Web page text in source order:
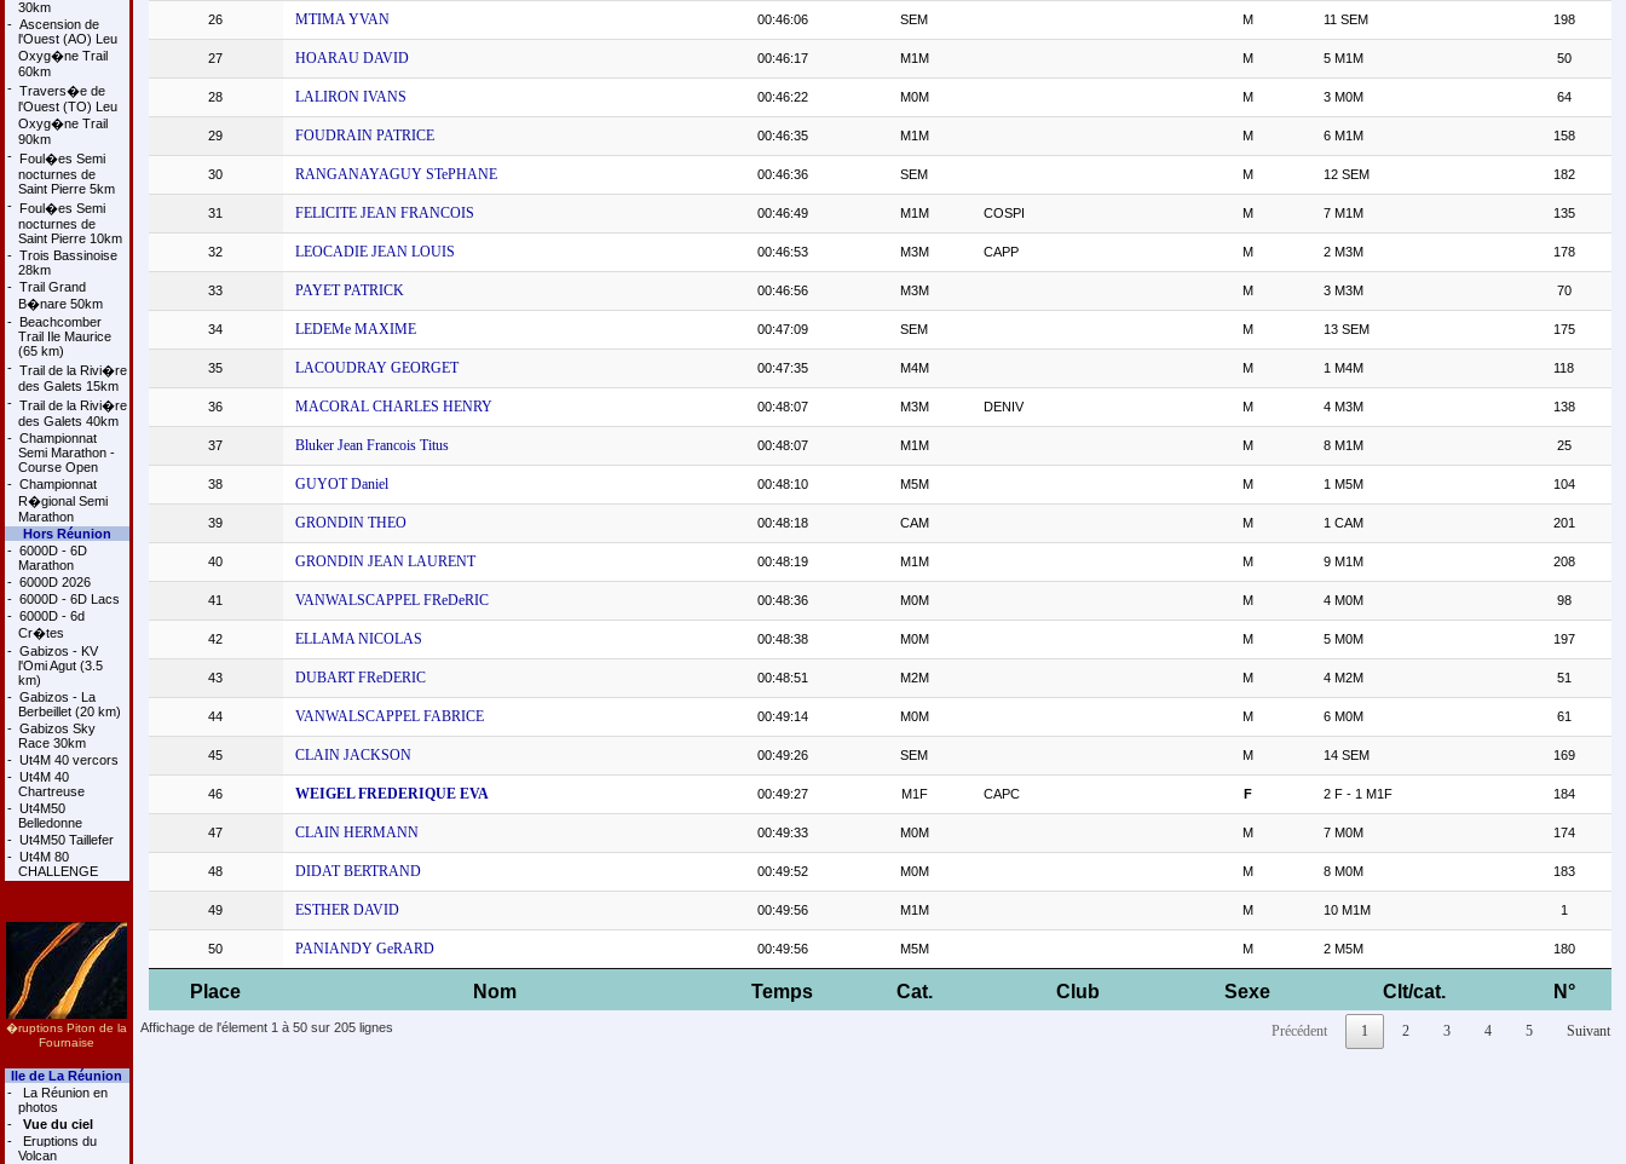
30km
- Ascension de
l'Ouest (AO) Leu
Oxyg�ne Trail
60km
- Travers�e de
l'Ouest (TO) Leu
Oxyg�ne Trail
90km
- Foul�es Semi
nocturnes de
Saint Pierre 5km
- Foul�es Semi
nocturnes de
Saint Pierre 10km
- Trois Bassinoise
28km
- Trail Grand
B�nare 50km
- Beachcomber
Trail Ile Maurice
(65 km)
- Trail de la Rivi�re
des Galets 15km
- Trail de la Rivi�re
des Galets 40km
- Championnat
Semi Marathon -
Course Open
- Championnat
R�gional Semi
Marathon
Hors Réunion
- 6000D - 6D
Marathon
- 6000D 2026
- 6000D - 6D Lacs
- 6000D - 6d
Cr�tes
- Gabizos - KV
l'Omi Agut (3.5
km)
- Gabizos - La
Berbeillet (20 km)
- Gabizos Sky
Race 30km
- Ut4M 40 vercors
- Ut4M 40
Chartreuse
- Ut4M50
Belledonne
- Ut4M50 Taillefer
- Ut4M 80
CHALLENGE
�ruptions Piton de la
Fournaise
Ile de La Réunion
-
La Réunion en
photos
-
Vue du ciel
-
Eruptions du
Volcan
Place Nom Temps Cat. Club Sexe Clt/cat. N°
26 MTIMA YVAN 00:46:06 SEM M 11 SEM 198
27 HOARAU DAVID 00:46:17 M1M M 5 M1M 50
28 LALIRON IVANS 00:46:22 M0M M 3 M0M 64
29 FOUDRAIN PATRICE 00:46:35 M1M M 6 M1M 158
30 RANGANAYAGUY STePHANE 00:46:36 SEM M 12 SEM 182
31 FELICITE JEAN FRANCOIS 00:46:49 M1M COSPI M 7 M1M 135
32 LEOCADIE JEAN LOUIS 00:46:53 M3M CAPP M 2 M3M 178
33 PAYET PATRICK 00:46:56 M3M M 3 M3M 70
34 LEDEMe MAXIME 00:47:09 SEM M 13 SEM 175
35 LACOUDRAY GEORGET 00:47:35 M4M M 1 M4M 118
36 MACORAL CHARLES HENRY 00:48:07 M3M DENIV M 4 M3M 138
37 Bluker Jean Francois Titus 00:48:07 M1M M 8 M1M 25
38 GUYOT Daniel 00:48:10 M5M M 1 M5M 104
39 GRONDIN THEO 00:48:18 CAM M 1 CAM 201
40 GRONDIN JEAN LAURENT 00:48:19 M1M M 9 M1M 208
41 VANWALSCAPPEL FReDeRIC 00:48:36 M0M M 4 M0M 98
42 ELLAMA NICOLAS 00:48:38 M0M M 5 M0M 197
43 DUBART FReDERIC 00:48:51 M2M M 4 M2M 51
44 VANWALSCAPPEL FABRICE 00:49:14 M0M M 6 M0M 61
45 CLAIN JACKSON 00:49:26 SEM M 14 SEM 169
46 WEIGEL FREDERIQUE EVA 00:49:27 M1F CAPC F 2 F - 1 M1F 184
47 CLAIN HERMANN 00:49:33 M0M M 7 M0M 174
48 DIDAT BERTRAND 00:49:52 M0M M 8 M0M 183
49 ESTHER DAVID 00:49:56 M1M M 10 M1M 1
50 PANIANDY GeRARD 00:49:56 M5M M 2 M5M 180
Affichage de l'élement 1 à 50 sur 205 lignes Précédent 1 2 3 4 5 Suivant